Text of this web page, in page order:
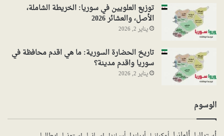
توزيع العلويين في سوريا: الخريطة الشاملة،
الأصل، والعشائر 2026
يناير 2, 2026
تاريخ الحضارة السورية: ما هي اقدم محافظة في
سوريا واقدم مدينة؟
يناير 2, 2026
الوسوم